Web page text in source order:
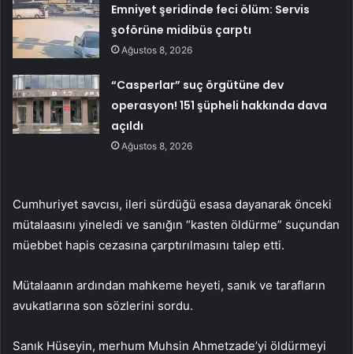
Emniyet şeridinde feci ölüm: Servis
şoförüne midibüs çarptı
Ağustos 8, 2026
“Casperlar” suç örgütüne dev
operasyon! 151 şüpheli hakkında dava
açıldı
Ağustos 8, 2026
Cumhuriyet savcısı, ileri sürdüğü esasa dayanarak önceki
mütalaasını yineledi ve sanığın “kasten öldürme” suçundan
müebbet hapis cezasına çarptırılmasını talep etti.
Mütalaanın ardından mahkeme heyeti, sanık ve tarafların
avukatlarına son sözlerini sordu.
Sanık Hüseyin, merhum Muhsin Ahmetzade’yi öldürmeyi